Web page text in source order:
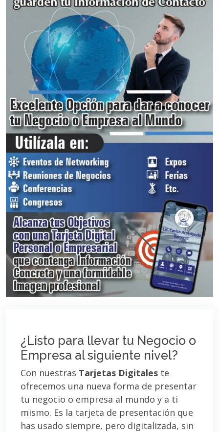
¿Listo para llevar tu Negocio o
Empresa al siguiente nivel?
Con nuestras Tarjetas Digitales te
ofrecemos una nueva forma de presentar
tu negocio o empresa al mundo y a ti
mismo. Es la tarjeta de presentación que
has usado siempre, pero digitalizada, sin